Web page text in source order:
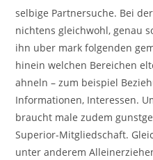
selbige Partnersuche. Bei
nichtens gleichwohl, genau
ihn uber mark folgenden
hinein welchen Bereichen
ahneln – zum beispiel
Informationen, Interessen.
braucht male zudem
Superior-Mitgliedschaft.
unter anderem